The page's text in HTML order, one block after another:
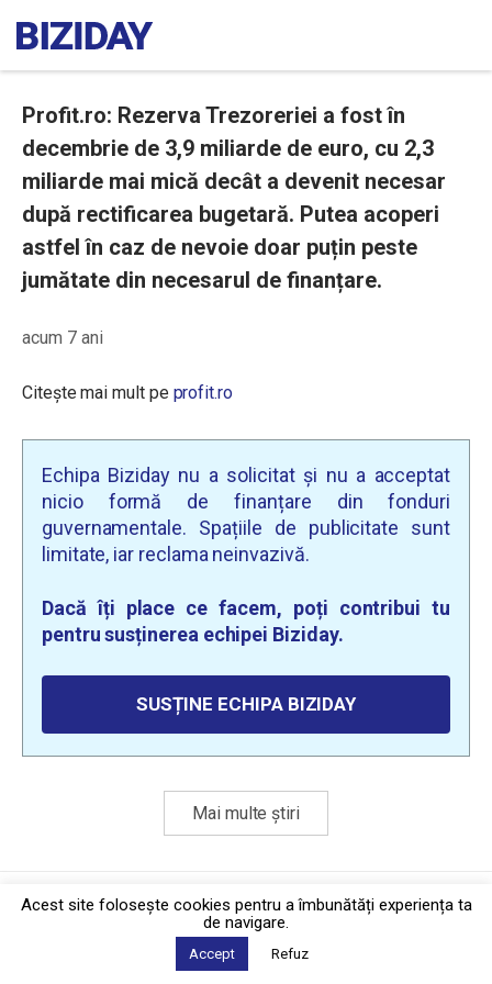
Profit.ro: Rezerva Trezoreriei a fost în
decembrie de 3,9 miliarde de euro, cu 2,3
miliarde mai mică decât a devenit necesar
după rectificarea bugetară. Putea acoperi
astfel în caz de nevoie doar puțin peste
jumătate din necesarul de finanțare.
acum 7 ani
Citește mai mult pe profit.ro
Echipa Biziday nu a solicitat și nu a acceptat
nicio formă de finanțare din fonduri
guvernamentale. Spațiile de publicitate sunt
limitate, iar reclama neinvazivă.
Dacă îți place ce facem, poți contribui tu
pentru susținerea echipei Biziday.
SUSȚINE ECHIPA BIZIDAY
Mai multe știri
Politica de confidențialitate·Contact
2026 © Biziday
Acest site foloseşte cookies pentru a îmbunătăți experiența ta
de navigare.
Accept Refuz